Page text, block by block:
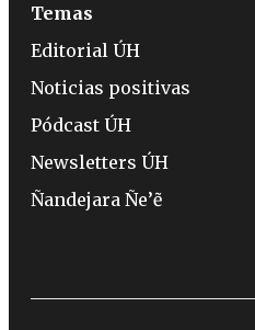
Temas
Editorial ÚH
Noticias positivas
Pódcast ÚH
Newsletters ÚH
Ñandejara Ñe’ẽ